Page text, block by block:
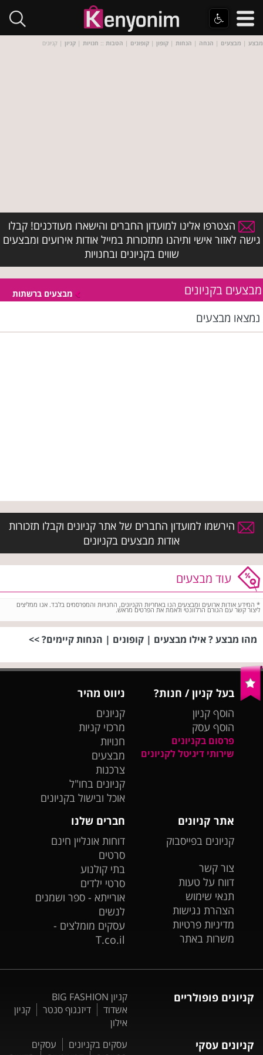
מבצע | מבצעים | הנחה | הנחות | קופון | קופונים | הטבות :: חנויות | קניון | קניונים
הצטרפו אלינו למועדון החברים והישארו מעודכנים! קבלו
גישה לאזור אישי ותיהנו מתזכורות במייל אודות אירועים ומבצעים
שווים בקניונים ובחנויות
מבצעים בקניונים מבצעים ברשתות
נמצאו מבצעים
הירשמו למועדון החברים של אתר קניונים וקבלו תזכורות
אודות מבצעים בקניונים
עוד מבצעים
* המידע אודות ארועים ומבצעים הנו באחריות הקניונים, החנויות והמפרסמים בלבד. אנו ממליצים
ליצור קשר עם הגורם הרלוונטי ולאמת את הפרטים מראש.
מהו מבצע ? אילו מבצעים | קופונים | הנחות קיימים? >>
בעל קניון / חנות?
הוסף קניון
הוסף עסק
פרסום בקניונים
שירותי דיגיטל לקניונים
ניווט מהיר
קניונים
מרכזי קניות
חנויות
מבצעים
צרכנות
קניונים בחו"ל
אוכל ובישול בקניונים
אתר קניונים
קניונים בפייסבוק
צור קשר
דווח על טעות
תנאי שימוש
הצהרת נגישות
מדיניות פרטיות
משרות באתר
חברים שלנו
דוחות אונליין חינם
סרטים
בתי קולנוע
סרטי ילדים
אורייתא - ספר ושמנים
לנשים
עסקים מומלצים -
T.co.il
קניונים פופולריים
קניון BIG FASHION
אשדוד
דיזנגוף סנטר
קניון
אילון
קניונים עסקי עסקים בקניונים
עסקים